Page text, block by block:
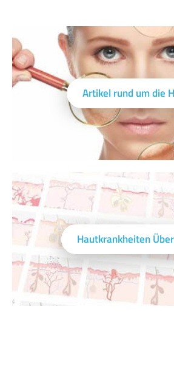
Artikel rund um die
Hautkrankheiten